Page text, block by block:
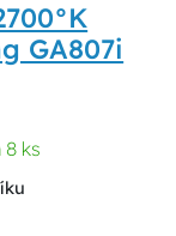
GA807i
8 ks